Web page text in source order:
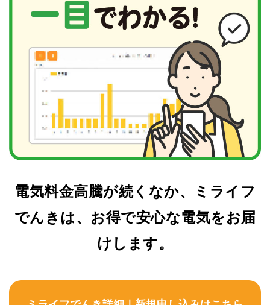
電気料金高騰が続くなか、ミライフ
でんきは、お得で安心な電気をお届
けします。